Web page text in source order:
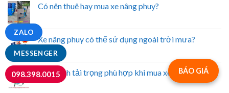
MESSENGER
ZALO
098.398.0015
Có nên thuê hay mua xe nâng phuy?
Xe nâng phuy có thể sử dụng ngoài trời mưa?
Cách tính tải trọng phù hợp khi mua xe nâng phuy
BÁO GIÁ